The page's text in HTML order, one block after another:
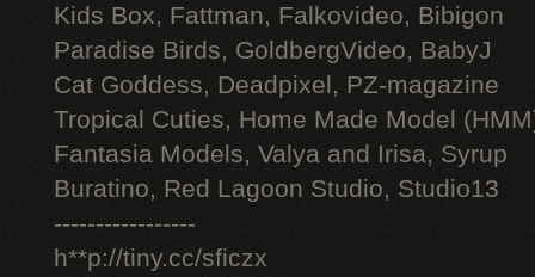
Kids Box, Fattman, Falkovideo, Bibigon
Paradise Birds, GoldbergVideo, BabyJ
Cat Goddess, Deadpixel, PZ-magazine
Tropical Cuties, Home Made Model
Fantasia Models, Valya and Irisa, Syrup
Buratino, Red Lagoon Studio, Studio13
-----------------
h**p://tiny.cc/sficzx